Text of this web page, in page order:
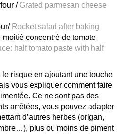
/ Grated parmesan cheese
Rocket salad after baking
concentré de tomate
half tomato paste with half
le risque en ajoutant une touche
vous expliquer comment faire
Ce ne sont pas des
arrêtées, vous pouvez adapter
d’autres herbes (origan,
plus ou moins de piment